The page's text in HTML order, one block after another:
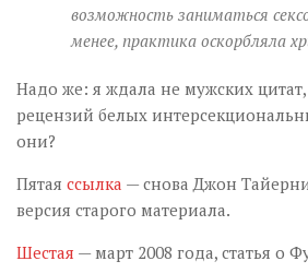
возможность заниматься
менее, практика оскорбляла
Надо же: я ждала не мужских
рецензий белых
они?
Пятая ссылка — снова Джон
версия старого материала.
Шестая — март 2008 года, статья о